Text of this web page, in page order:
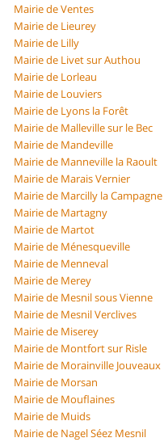
Mairie de Ventes
Mairie de Lieurey
Mairie de Lilly
Mairie de Livet sur Authou
Mairie de Lorleau
Mairie de Louviers
Mairie de Lyons la Forêt
Mairie de Malleville sur le Bec
Mairie de Mandeville
Mairie de Manneville la Raoult
Mairie de Marais Vernier
Mairie de Marcilly la Campagne
Mairie de Martagny
Mairie de Martot
Mairie de Ménesqueville
Mairie de Menneval
Mairie de Merey
Mairie de Mesnil sous Vienne
Mairie de Mesnil Verclives
Mairie de Miserey
Mairie de Montfort sur Risle
Mairie de Morainville Jouveaux
Mairie de Morsan
Mairie de Mouflaines
Mairie de Muids
Mairie de Nagel Séez Mesnil